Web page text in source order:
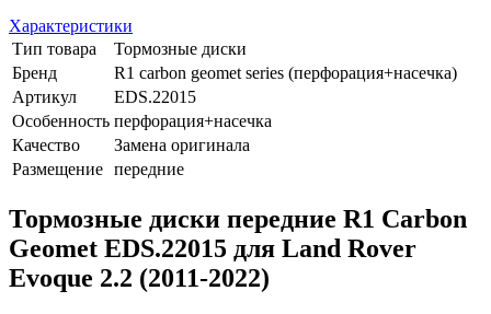
Характеристики
Тип товара
Тормозные диски
Бренд
R1 carbon geomet series (перфорация+насечка)
Артикул
EDS.22015
Особенность перфорация+насечка
Качество
Замена оригинала
Размещение передние
Тормозные диски передние R1 Carbon
Geomet EDS.22015 для Land Rover
Evoque 2.2 (2011-2022)